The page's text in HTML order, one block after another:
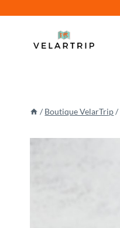
/ Boutique VelarTrip /